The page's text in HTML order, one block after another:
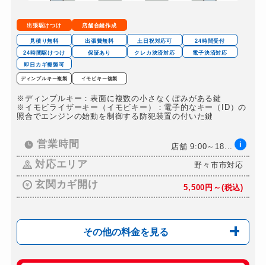
出張駆けつけ 店舗合鍵作成
見積り無料 出張費無料 土日祝対応可
24時間受付
24時間駆けつけ
保証あり クレカ決済対応
電子決済対応
即日カギ複製可
ディンプルキー複製 イモビキー複製
※ディンプルキー：表面に複数の小さなくぼみがある鍵
※イモビライザーキー（イモビキー）：電子的なキー（ID）の
照合でエンジンの始動を制御する防犯装置の付いた鍵
営業時間 店舗 9:00～18... i
対応エリア 野々市市対応
玄関カギ開け 5,500円～(税込)
その他の料金を見る